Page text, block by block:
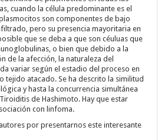
cuando la célula predominante es el
son componentes de bajo
pero su presencia mayoritaria en
que se deba a que son céuluas que
o bien que debido a la
de la afección, la naturaleza del
variar según el estadio del proceso en
tejido atacado. Se ha descrito la similitud
y hasta la concurrencia simultánea
de Hashimoto. Hay que estar
con linfoma.
por presentarnos este interesante